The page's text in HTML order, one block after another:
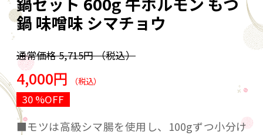
鍋 味噌味 シマチョウ
通常価格5,715円（税込）
4,000円 （税込）
30 %OFF
■モツは高級シマ腸を使用し、100gずつ小分け